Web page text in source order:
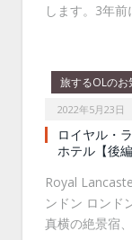
します。3年
旅するOLの
2022年5月23日
ロイヤル・
ホテル【後編
Royal
ンドン ロンド
真横の絶景宿